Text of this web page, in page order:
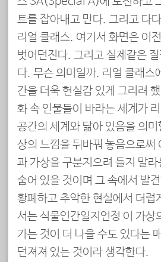
트를 잡아내고 만다. 그리고 다
리얼 클래스. 여기서 화면은 이
벗어던진다. 그리고 실제같은
다. 무슨 의미일까. 리얼 클래스
간을 더욱 현실감 있게 그리려
화 속 인물들이 바라는 세계가
공간의 세계와 닮아 있음을 의
상의 느낌을 뒤바꿔 놓음으로써
과 가상을 구분지으려 들지 말
숨어 있을 것이며 그 속에서 발
황폐하고 추악한 현실에서 더럽
서는 식물인간일지언정 이 가상
가는 것이 더 나을 수도 있다는
던져져 있는 것이라 생각한다.